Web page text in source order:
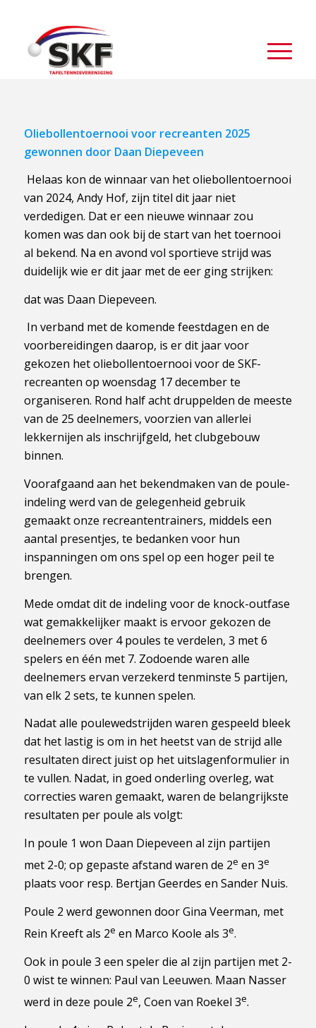
Oliebollentoernooi voor recreanten 2025
gewonnen door Daan Diepeveen
Helaas kon de winnaar van het oliebollentoernooi
van 2024, Andy Hof, zijn titel dit jaar niet
verdedigen. Dat er een nieuwe winnaar zou
komen was dan ook bij de start van het toernooi
al bekend. Na en avond vol sportieve strijd was
duidelijk wie er dit jaar met de eer ging strijken:
dat was Daan Diepeveen.
In verband met de komende feestdagen en de
voorbereidingen daarop, is er dit jaar voor
gekozen het oliebollentoernooi voor de SKF-
recreanten op woensdag 17 december te
organiseren. Rond half acht druppelden de meeste
van de 25 deelnemers, voorzien van allerlei
lekkernijen als inschrijfgeld, het clubgebouw
binnen.
Voorafgaand aan het bekendmaken van de poule-
indeling werd van de gelegenheid gebruik
gemaakt onze recreantentrainers, middels een
aantal presentjes, te bedanken voor hun
inspanningen om ons spel op een hoger peil te
brengen.
Mede omdat dit de indeling voor de knock-outfase
wat gemakkelijker maakt is ervoor gekozen de
deelnemers over 4 poules te verdelen, 3 met 6
spelers en één met 7. Zodoende waren alle
deelnemers ervan verzekerd tenminste 5 partijen,
van elk 2 sets, te kunnen spelen.
Nadat alle poulewedstrijden waren gespeeld bleek
dat het lastig is om in het heetst van de strijd alle
resultaten direct juist op het uitslagenformulier in
te vullen. Nadat, in goed onderling overleg, wat
correcties waren gemaakt, waren de belangrijkste
resultaten per poule als volgt:
In poule 1 won Daan Diepeveen al zijn partijen
met 2-0; op gepaste afstand waren de 2e en 3e
plaats voor resp. Bertjan Geerdes en Sander Nuis.
Poule 2 werd gewonnen door Gina Veerman, met
Rein Kreeft als 2e en Marco Koole als 3e.
Ook in poule 3 een speler die al zijn partijen met 2-
0 wist te winnen: Paul van Leeuwen. Maan Nasser
werd in deze poule 2e, Coen van Roekel 3e.